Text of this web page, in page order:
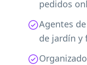
pedidos
Agentes
de jardín y